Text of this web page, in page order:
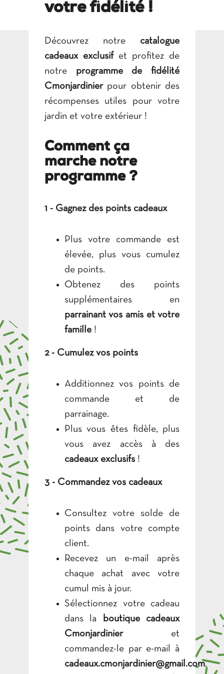
votre fidélité !
Découvrez notre catalogue
cadeaux exclusifet profitez de
notre programme de fidélité
Cmonjardinierpour obtenir des
récompenses utiles pour votre
jardin et votre extérieur !
Comment ça
marche notre
programme ?
1 - Gagnez des points cadeaux
Plus votre commande est
élevée, plus vous cumulez
de points.
Obtenez des points
supplémentaires en
parrainant vos amis et votre
famille!
2 - Cumulez vos points
Additionnez vos points de
commande et de
parrainage.
Plus vous êtes fidèle, plus
vous avez accès à des
cadeaux exclusifs!
3 - Commandez vos cadeaux
Consultez votre solde de
points dans votre compte
client.
Recevez un e-mail après
chaque achat avec votre
cumul mis à jour.
Sélectionnez votre cadeau
dans la
boutique cadeaux
Cmonjardinieret
commandez-le par e-mail à
cadeaux.cmonjardinier@gmail.com.